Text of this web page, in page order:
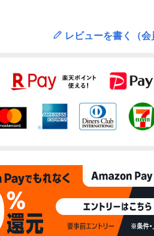
レビューを書く（